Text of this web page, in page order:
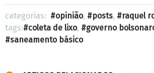
categorias: opinião, posts,
raquel
tags:
coleta de lixo, governo
saneamento básico